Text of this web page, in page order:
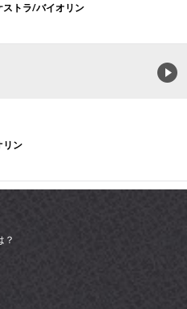
トラ/バイオリン
リン
？